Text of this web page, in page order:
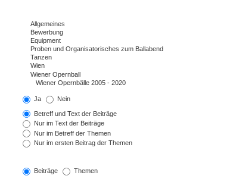
Ja Nein
Betreff und Text der Beiträge
Nur im Text der Beiträge
Nur im Betreff der Themen
Nur im ersten Beitrag der Themen
Beiträge Themen